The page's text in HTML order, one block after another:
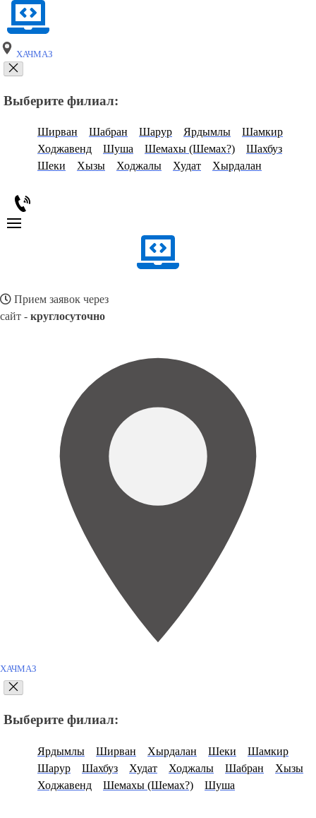
ХАЧМАЗ
Выберите филиал:
Ширван Шабран Шарур Ярдымлы
Шамкир
Ходжавенд
Шуша Шемахы (Шемах?)
Шахбуз
Шеки
Хызы Ходжалы Худат Хырдалан
Прием заявок через
сайт - круглосуточно
ХАЧМАЗ
Выберите филиал:
Ярдымлы Ширван Хырдалан Шеки
Шамкир
Шарур
Шахбуз Худат Ходжалы Шабран
Хызы
Ходжавенд
Шемахы (Шемах?) Шуша